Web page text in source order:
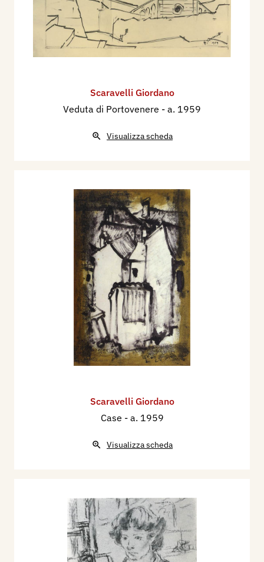
Scaravelli Giordano
Veduta di Portovenere - a. 1959
Visualizza scheda
Scaravelli Giordano
Case - a. 1959
Visualizza scheda